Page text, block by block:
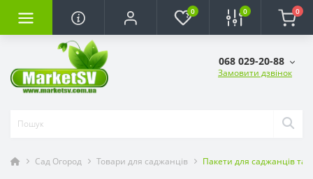
0 0 0
068 029-20-88
Замовити дзвінок
Сад Огород Товари для саджанців Пакети для саджанців та